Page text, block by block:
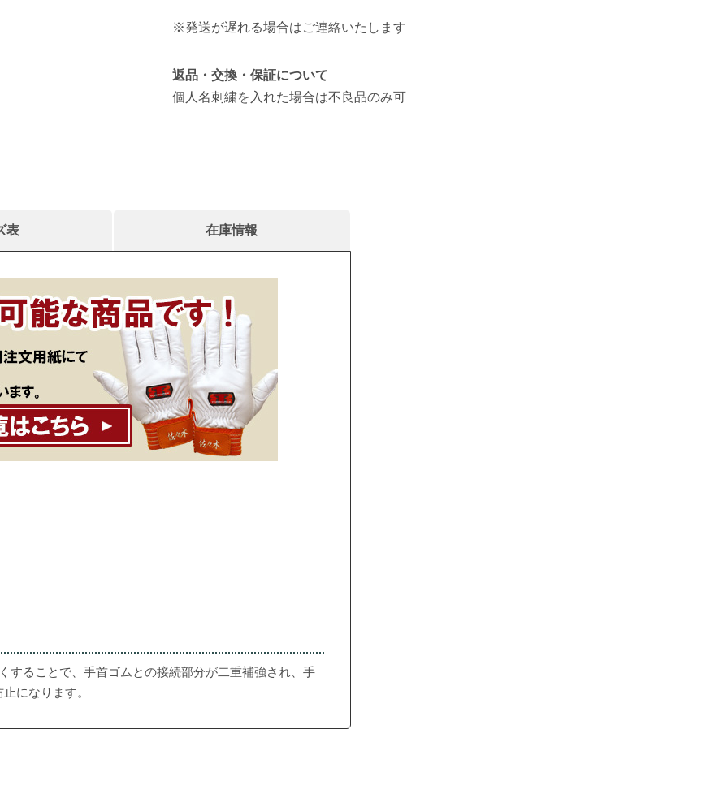
※発送が遅れる場合はご連絡いたします
返品・交換・保証について
個人名刺繍を入れた場合は不良品のみ可
表 在庫情報
ることで、手首ゴムとの接続部分が二重補強され、手
になります。